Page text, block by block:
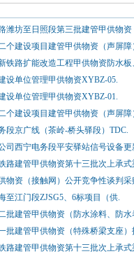
潍坊至日照段第三批建管甲供物资
个建设项目建管甲供物资（声屏障
铁路扩能改造工程甲供物资防水板
设单位管理甲供物资XYBZ-05.
设单位管理甲供物资XYBZ-01.
个建设项目建管甲供物资（声屏障
段京广线（茶岭-桥头驿段）TDC.
司西宁电务段平安驿站信号设备更
路建管甲供物资第十三批次上承式
物资（接触网）公开竞争性谈判采
至江门段ZJSG5、6标项目（供.
批建管甲供物资（防水涂料、防水
批建管甲供物资（特殊桥梁支座）
路建管甲供物资第十三批次上承式